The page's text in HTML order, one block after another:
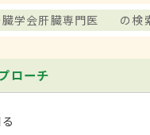
学会肝臓専門医 の検
ローチ